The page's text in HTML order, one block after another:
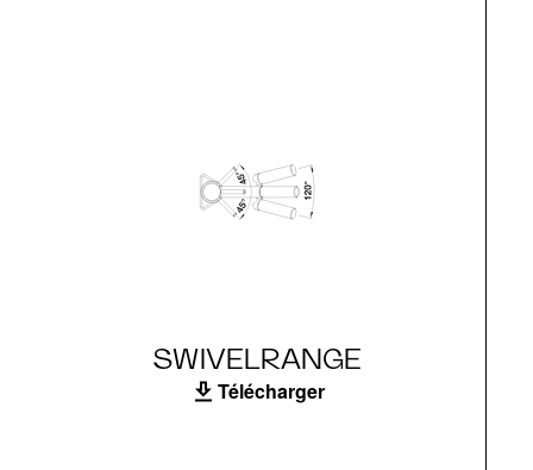
SWIVELRANGE
Télécharger